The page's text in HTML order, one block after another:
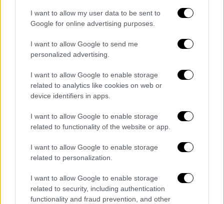
I want to allow my user data to be sent to
Google for online advertising purposes.
I want to allow Google to send me
personalized advertising.
I want to allow Google to enable storage
related to analytics like cookies on web or
device identifiers in apps.
I want to allow Google to enable storage
related to functionality of the website or app.
I want to allow Google to enable storage
related to personalization.
I want to allow Google to enable storage
related to security, including authentication
functionality and fraud prevention, and other
επίτευξη αυτού του στόχου
συμπεριλαμβανομένης της μείωσης των
της δωρεάν παροχής σχολικών γευμάτων σε
όλους τους μαθητές. Αλλά υπάρχει ακόμη
πολλή δουλειά που πρέπει να γίνει», έγραψε
η Χόκουλ.
καταστροφικών πολιτικών που βγαίνουν
κάθε μέρα από την Ουάσινγκτον, πρέπει να
ξέρω ότι ο επόμενος δήμαρχος δεν θα είναι
κάποιος πρόθυμος να παραδώσει ούτε
εκατοστό στον Πρόεδρο Τραμπ», πρόσθεσε.
Δεν είναι η πρώτη φορά που ο Τραμπ